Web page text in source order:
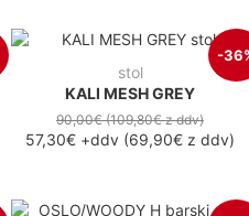
-
stol
KALI MESH GREY
90,00€(109,80€z ddv)
57,30€ +ddv (69,90€ z ddv)